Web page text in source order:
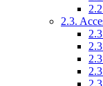
2.3.